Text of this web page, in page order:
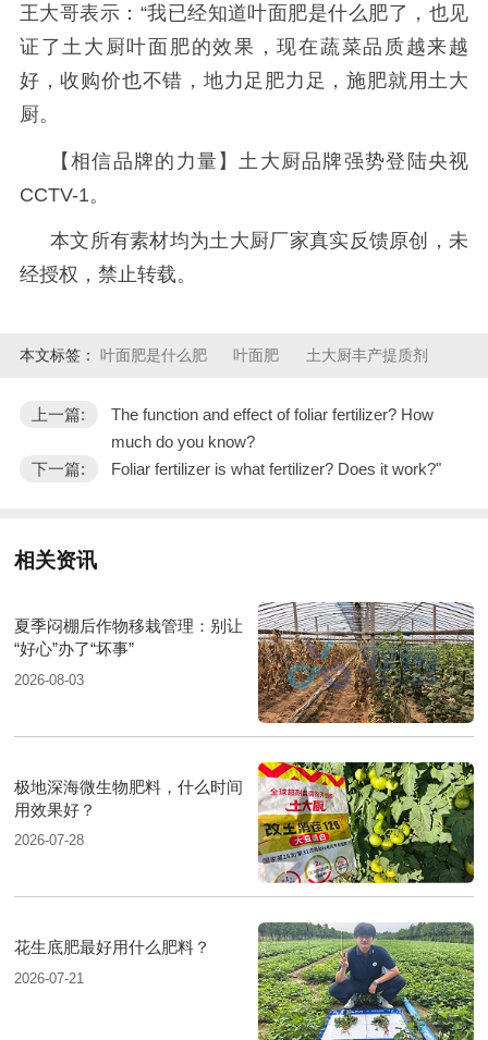
王大哥表示 ： “我已经知道叶面肥是什么肥了，也见
证了土大厨叶面肥的效果，现在蔬菜品质越来越
好，收购价也不错，地力足肥力足，施肥就用土大
厨。
【相信品牌的力量】土大厨品牌强势登陆央视
CCTV-1。
本文所有素材均为土大厨厂家真实反馈原创，未
经授权，禁止转载。
本文标签： 叶面肥是什么肥 叶面肥 土大厨丰产提质剂
上一篇:
The function and effect of foliar fertilizer? How
much do you know?
下一篇:
Foliar fertilizer is what fertilizer? Does it work?"
相关资讯
夏季闷棚后作物移栽管理：别让
“好心”办了“坏事”
2026-08-03
极地深海微生物肥料，什么时间
用效果好？
2026-07-28
花生底肥最好用什么肥料？
2026-07-21